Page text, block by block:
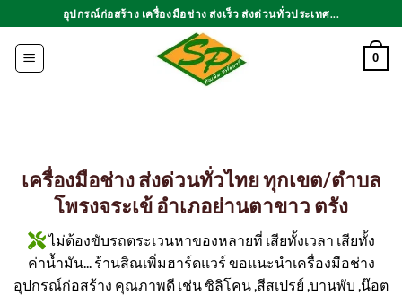
ไป
เนื้อหา
อุปกรณ์ก่อสร้าง เครื่องมือช่าง ส่งเร็ว ส่งด่วนทั่วประเทศ...
0
เครื่องมือช่าง ส่งด่วนทั่วไทย ทุกเขต/ตำบล
โพรงจระเข้ อำเภอย่านตาขาว ตรัง
ไม่ต้องขับรถตระเวนหาของหลายที่ เสียทั้งเวลา เสียทั้ง
ค่าน้ำมัน... ร้านสิณเพิ่มฮาร์ดแวร์ ขอแนะนำเครื่องมือช่าง
อุปกรณ์ก่อสร้าง คุณภาพดี เช่น ซิลิโคน ,สีสเปรย์ ,บานพับ ,น๊อต